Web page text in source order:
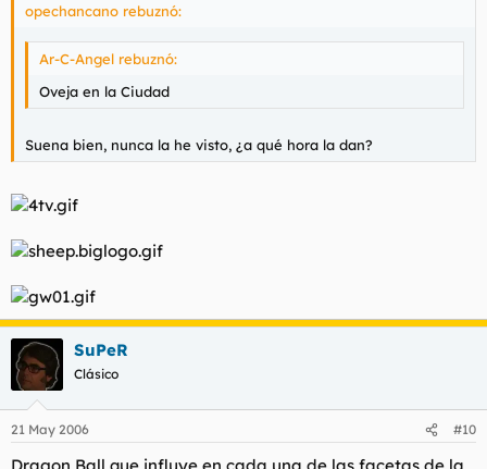
opechancano rebuznó:
Ar-C-Angel rebuznó:
Oveja en la Ciudad
Suena bien, nunca la he visto, ¿a qué hora la dan?
SuPeR
Clásico
21 May 2006 #10